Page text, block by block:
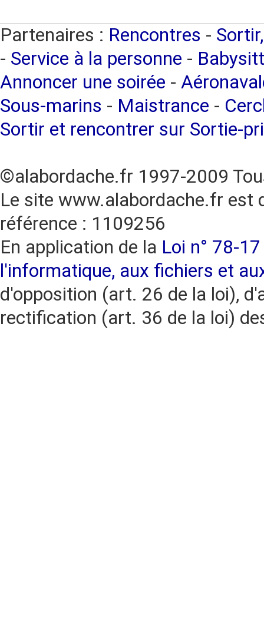
Partenaires : Rencontres -
- Service à la personne -
Annoncer une soirée -
Sous-marins - Maistrance -
Sortir et rencontrer sur Sortie-
©alabordache.fr 1997-2009
Le site www.alabordache.fr est
référence : 1109256
En application de la Loi n° 78-
l'informatique, aux fichiers et
d'opposition (art. 26 de la loi),
rectification (art. 36 de la loi)